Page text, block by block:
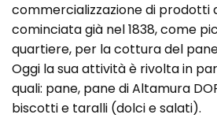
commercializzazione di prodotti
cominciata già nel 1838, come
quartiere, per la cottura del
Oggi la sua attività è rivolta in
quali: pane, pane di Altamura
biscotti e taralli (dolci e salati).